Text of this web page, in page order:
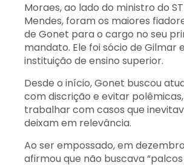
Moraes, ao lado do ministro do
Mendes, foram os maiores
de Gonet para o cargo no seu
mandato. Ele foi sócio de Gilmar
instituição de ensino superior.
Desde o início, Gonet buscou
com discrição e evitar
trabalhar com casos que
deixam em relevância.
Ao ser empossado, em
afirmou que não buscava